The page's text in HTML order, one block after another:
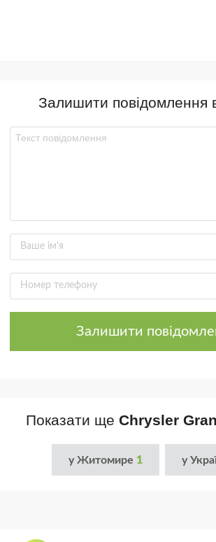
Залишити повідомлення
Залишити
Показати ще Chrysler
у Житомире 1 у